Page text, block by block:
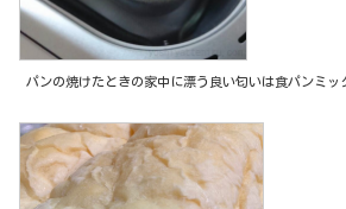
パンの焼けたときの家中に漂う良い匂いは食パンミッ